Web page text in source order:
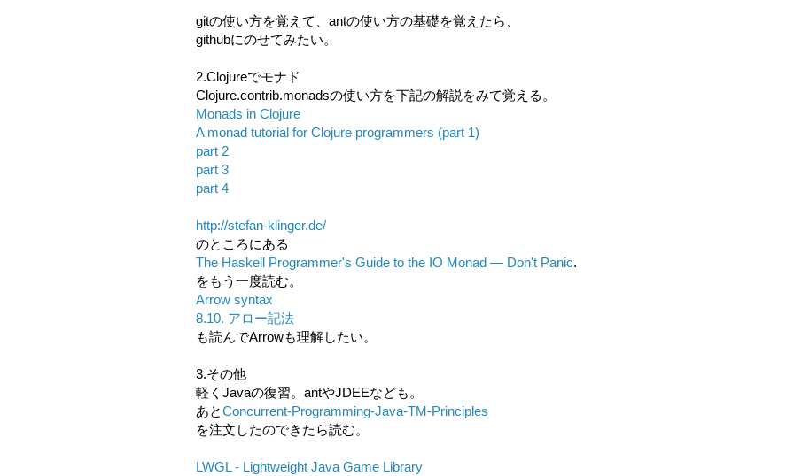
gitの使い方を覚えて、antの使い方の基礎を覚えたら、
githubにのせてみたい。
2.Clojureでモナド
Clojure.contrib.monadsの使い方を下記の解説をみて覚える。
Monads in Clojure
A monad tutorial for Clojure programmers (part 1)
part 2
part 3
part 4
http://stefan-klinger.de/
のところにある
The Haskell Programmer's Guide to the IO Monad — Don't Panic.
をもう一度読む。
Arrow syntax
8.10. アロー記法
も読んでArrowも理解したい。
3.その他
軽くJavaの復習。antやJDEEなども。
あとConcurrent-Programming-Java-TM-Principles
を注文したのできたら読む。
LWGL - Lightweight Java Game Library